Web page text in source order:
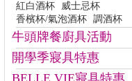
紅白酒杯
威士忌杯
香檳杯/氣泡酒杯 調酒杯
牛頭牌餐廚具活動
開學季寢具特惠
BELLE VIE寢具特惠